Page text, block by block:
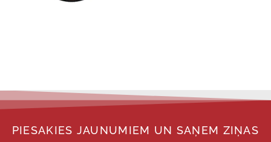
PIESAKIES JAUNUMIEM UN SAŅEM ZIŅAS